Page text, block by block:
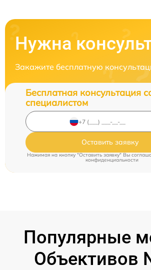
Нужна
Закажите бесплатную
Бесплатная консультация
специалистом
Оставить заявку
Нажимая на кнопку "Оставить заявку" Вы
конфиденциальности
Популярные
Объективов